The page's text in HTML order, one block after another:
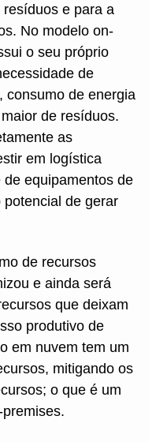
e para a
No modelo on-
o seu próprio
de
consumo de energia
de resíduos.
as
em logística
equipamentos de
de gerar
de recursos
e ainda será
que deixam
produtivo de
em nuvem tem um
mitigando os
o que é um